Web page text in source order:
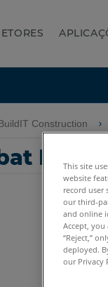
Construction
This site
website
record user
our third-
and online
Accept,
“Reject,”
deployed.
our Privacy